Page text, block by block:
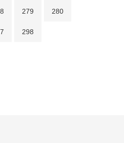
279 280
298